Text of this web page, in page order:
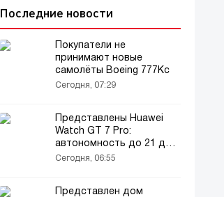
Последние новости
Покупатели не
принимают новые
самолёты Boeing 777Кс
Сегодня, 07:29
Представлены Huawei
Watch GT 7 Pro:
автономность до 21 дня
и новые функции
Сегодня, 06:55
Представлен дом